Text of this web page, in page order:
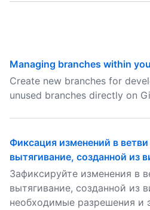
Managing branches within
Create new branches for
unused branches directly on
Фиксация изменений в ветви
вытягивание, созданной из
Зафиксируйте изменения в
вытягивание, созданной из
необходимые разрешения и